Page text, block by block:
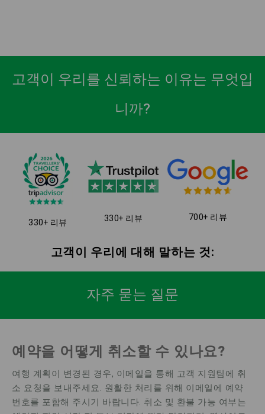
고객이 우리를 신뢰하는 이유는 무엇입
니까?
330+ 리뷰 330+ 리뷰 700+ 리뷰
고객이 우리에 대해 말하는 것:
자주 묻는 질문
예약을 어떻게 취소할 수 있나요?
여행 계획이 변경된 경우, 이메일을 통해 고객 지원팀에 취
소 요청을 보내주세요. 원활한 처리를 위해 이메일에 예약
번호를 포함해 주시기 바랍니다. 취소 및 환불 가능 여부는